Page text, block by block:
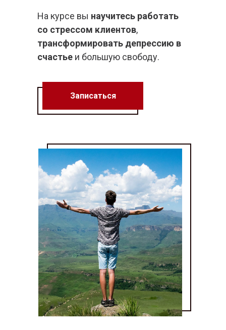
На курсе вы научитесь работать
со стрессом клиентов,
трансформировать депрессию в
счастье и большую свободу.
Записаться